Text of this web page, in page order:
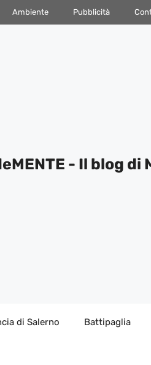
Ambiente Pubblicità
- Il blog di
di Salerno Battipaglia